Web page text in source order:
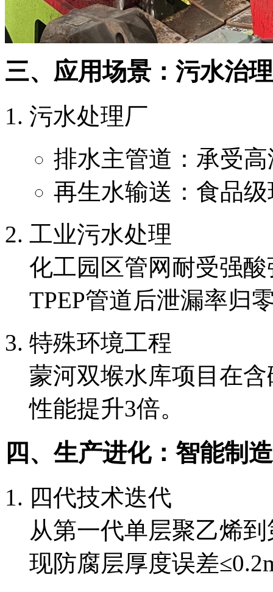
三、应用场景：污水治
污水处理厂
排水主管道：承受
再生水输送：食品
工业污水处理
化工园区管网耐受强
TPEP管道后泄漏率归
特殊环境工程
蒙河双堠水库项目在
性能提升3倍。
四、生产进化：智能制
四代技术迭代
从第一代单层聚乙烯
现防腐层厚度误差